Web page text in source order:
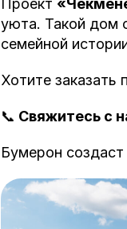
Проект
уюта. Такой дом
семейной
Хотите заказать
📞 Свяжитесь с
Бумерон